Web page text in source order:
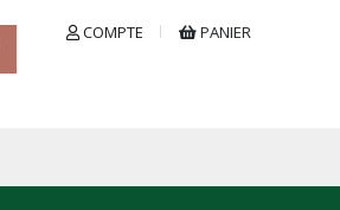
COMPTE PANIER